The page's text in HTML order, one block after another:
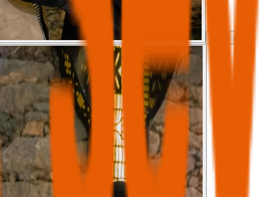
모두 보기